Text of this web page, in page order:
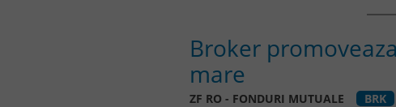
Broker
mare
ZF RO - FONDURI MUTUALE BRK